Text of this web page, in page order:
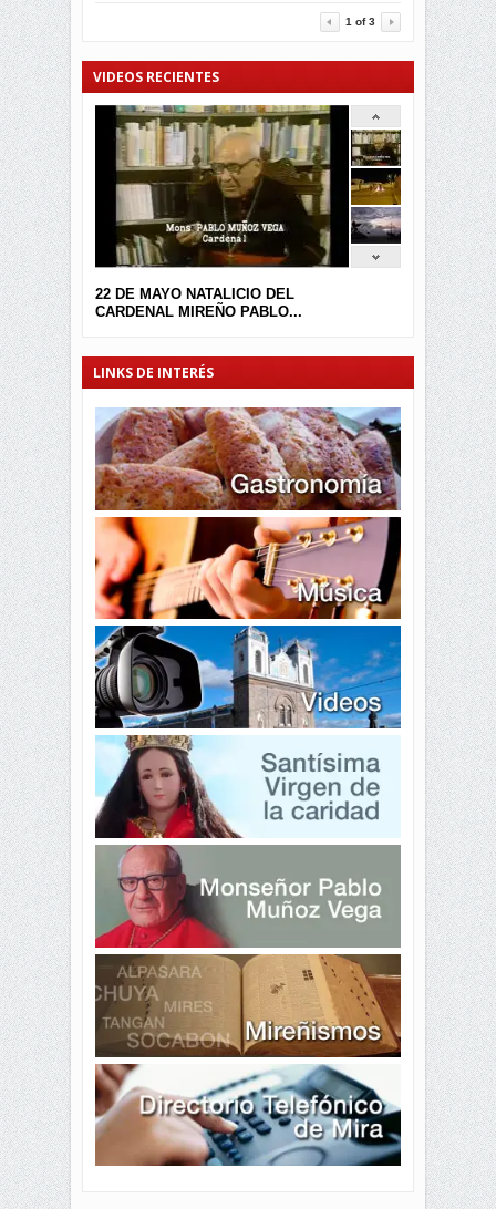
1 of3
VIDEOS RECIENTES
22 DE MAYO NATALICIO DEL
CARDENAL MIREÑO PABLO...
LINKS DE INTERÉS